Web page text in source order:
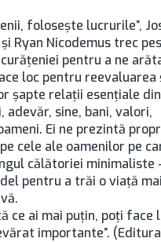
folosește lucrurile”,
Ryan Nicodemus trec
pentru a ne
loc pentru reevaluarea
șapte relații esențiale
adevăr, sine, bani, valori,
Ei ne prezintă
cele ale oamenilor pe
călătoriei minimaliste
pentru a trăi o viață
ce ai mai puțin, poți face
importante”.